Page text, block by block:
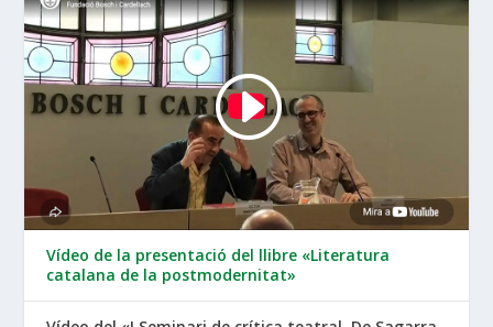
Vídeo de la presentació del llibre «Literatura
catalana de la postmodernitat»